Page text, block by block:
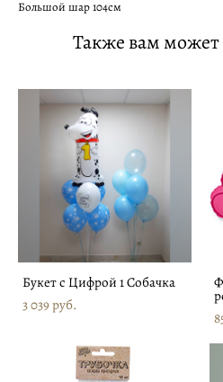
Большой шар 104см
Также вам может
Букет с Цифрой 1 Собачка
3 039 pуб.